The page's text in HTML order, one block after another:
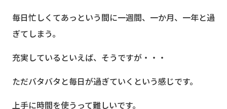
毎日忙しくてあっという間に一週間、一か月、一年と過
ぎてしまう。
充実しているといえば、そうですが・・・
ただバタバタと毎日が過ぎていくという感じです。
上手に時間を使うって難しいです。